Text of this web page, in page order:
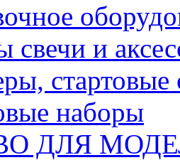
свечи и
стартовые
наборы
ДЛЯ